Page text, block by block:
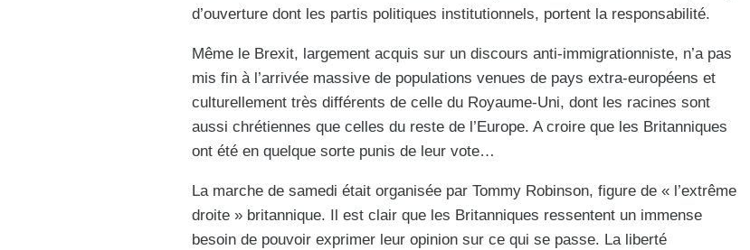
d’ouverture dont les partis politiques institutionnels, portent la responsabilité.
Même le Brexit, largement acquis sur un discours anti-immigrationniste, n’a pas
mis fin à l’arrivée massive de populations venues de pays extra-européens et
culturellement très différents de celle du Royaume-Uni, dont les racines sont
aussi chrétiennes que celles du reste de l’Europe. A croire que les Britanniques
ont été en quelque sorte punis de leur vote…
La marche de samedi était organisée par Tommy Robinson, figure de « l’extrême
droite » britannique. Il est clair que les Britanniques ressentent un immense
besoin de pouvoir exprimer leur opinion sur ce qui se passe. La liberté